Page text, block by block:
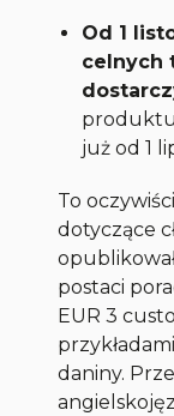
Od 1
celnych
już od 1
To
dotyczące
postaci
EUR 3
daniny.